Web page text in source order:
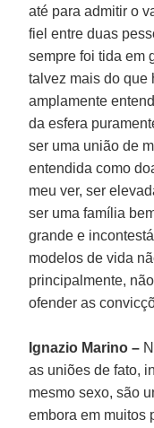
até para admitir o
fiel entre duas
sempre foi tida em
talvez mais do que
amplamente
da esfera
ser uma união de
entendida como
meu ver, ser
ser uma família
grande e
modelos de vida
principalmente,
ofender as
Ignazio Marino –
as uniões de fato,
mesmo sexo, são
embora em muitos